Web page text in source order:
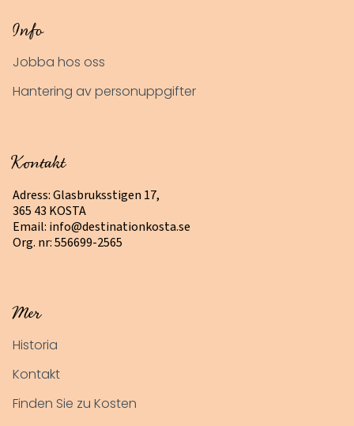
Info
Jobba hos oss
Hantering av personuppgifter
Kontakt
Adress: Glasbruksstigen 17,
365 43 KOSTA
Email: info@destinationkosta.se
Org. nr: 556699-2565
Mer
Historia
Kontakt
Finden Sie zu Kosten